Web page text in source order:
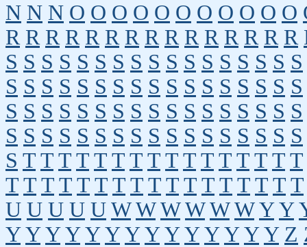
N N N O O O O O O O O O O O
R R R R R R R R R R R R R R R
S S S S S S S S S S S S S S S S S
S S S S S S S S S S S S S S S S S
S S S S S S S S S S S S S S S S S
S S S S S S S S S S S S S S S S S
S T T T T T T T T T T T T T T T T
T T T T T T T T T T T T T T T T T
U U U U U W W W W W W Y Y
Y Y Y Y Y Y Y Y Y Y Y Y Y Y Z